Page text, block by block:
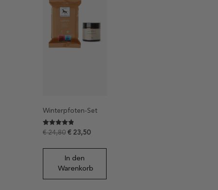
Winterpfoten-Set
Bewertet
mit
von 5,
7
Kundenbewertungen
€24,80 €23,50
In den
Warenkorb